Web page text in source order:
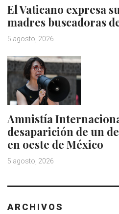
El Vaticano expresa
madres buscadoras
5 agosto, 2026
Amnistía
desaparición de un
en oeste de México
5 agosto, 2026
ARCHIVOS